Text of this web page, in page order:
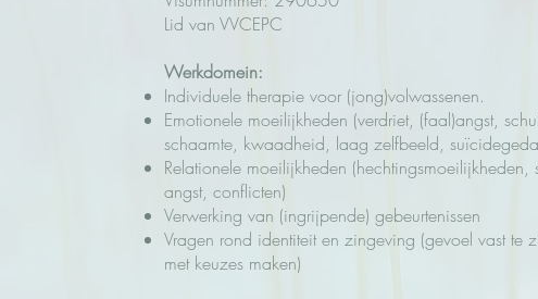
Lid van VVCEPC
Werkdomein:
Individuele therapie voor (jong)volwassenen.
Emotionele moeilijkheden (verdriet, (faal)angst,
schaamte, kwaadheid, laag zelfbeeld,
Relationele moeilijkheden (hechtingsmoeilijkheden,
angst, conflicten)
Verwerking van (ingrijpende) gebeurtenissen
Vragen rond identiteit en zingeving (gevoel vast te
met keuzes maken)